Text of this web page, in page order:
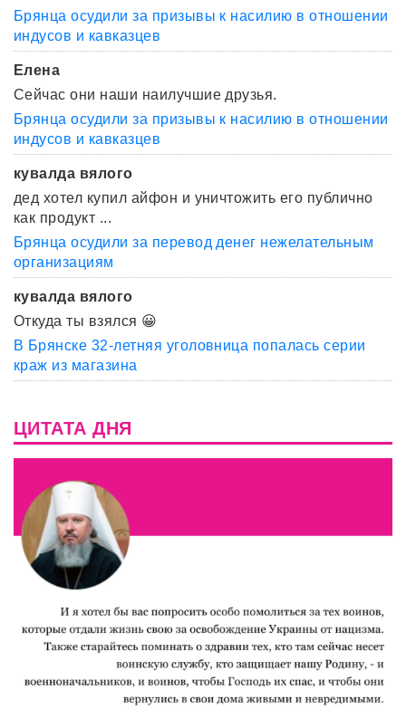
Брянца осудили за призывы к насилию в отношении
индусов и кавказцев
Елена
Сейчас они наши наилучшие друзья.
Брянца осудили за призывы к насилию в отношении
индусов и кавказцев
кувалда вялого
дед хотел купил айфон и уничтожить его публично
как продукт ...
Брянца осудили за перевод денег нежелательным
организациям
кувалда вялого
Откуда ты взялся 😀
В Брянске 32-летняя уголовница попалась серии
краж из магазина
ЦИТАТА ДНЯ